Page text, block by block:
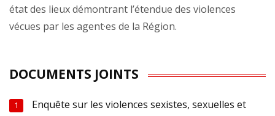
état des lieux démontrant l’étendue des violences
vécues par les agent·es de la Région.
DOCUMENTS JOINTS
1
Enquête sur les violences sexistes, sexuelles et